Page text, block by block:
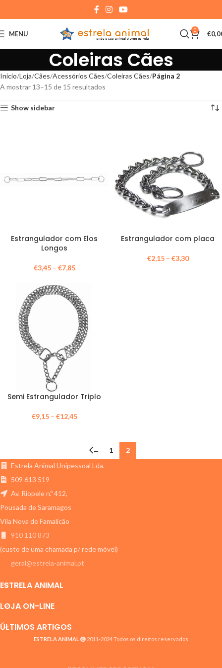
MENU 0 €
Coleiras Cães
Início Loja Cães Acessórios Cães Coleiras Cães Página 2
A mostrar 13–15 de 15 resultados
Show sidebar
Estrangulador com Elos
Longos
€3,45– €7,85
Estrangulador com placa
€2,15– €3,30
Semi Estrangulador Triplo
€9,15– €12,45
← 1
2
Estrela Animal Unipessoal Lda.
509 613 519
Av. Riopele n.º 412,
Pousada de Saramagos
Vila Nova de Famalicão
910 110 873
(custo de uma chamada p/ rede móvel)
geral@estrela-animal.pt
ESTRELA ANIMAL
LOJA ON-LINE
ÚLTIMOS ARTIGOS
ESTRELA ANIMAL 2011-2024 Todos os direitos reservados